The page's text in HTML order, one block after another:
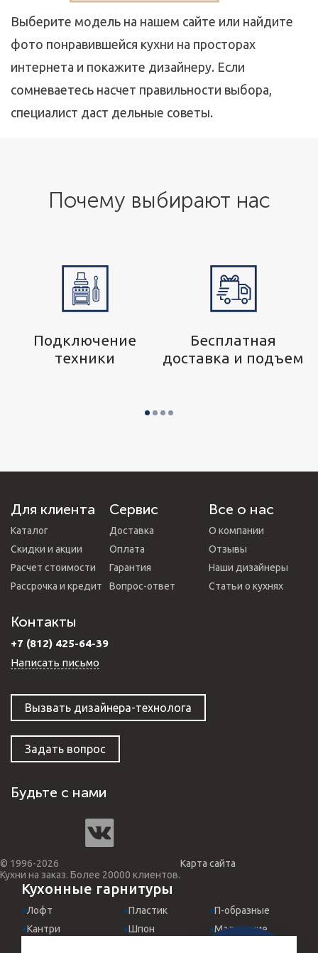
Выберите модель на нашем сайте или найдите
фото понравившейся кухни на просторах
интернета и покажите дизайнеру. Если
сомневаетесь насчет правильности выбора,
специалист даст дельные советы.
Почему выбирают нас
Подключение
техники
Бесплатная
доставка и подъем
Для клиента
Каталог
Скидки и акции
Расчет стоимости
Рассрочка и кредит
Сервис
Доставка
Оплата
Гарантия
Вопрос-ответ
Все о нас
О компании
Отзывы
Наши дизайнеры
Статьи о кухнях
Контакты
+7 (812) 425-64-39
Написать письмо
Вызвать дизайнера-технолога
Задать вопрос
Будьте с нами
© 1996-2026
Кухни на заказ. Более 20000 клиентов.
Карта сайта
Кухонные гарнитуры
Лофт
Кантри
Пластик
Шпон
П-образные
Маленькие